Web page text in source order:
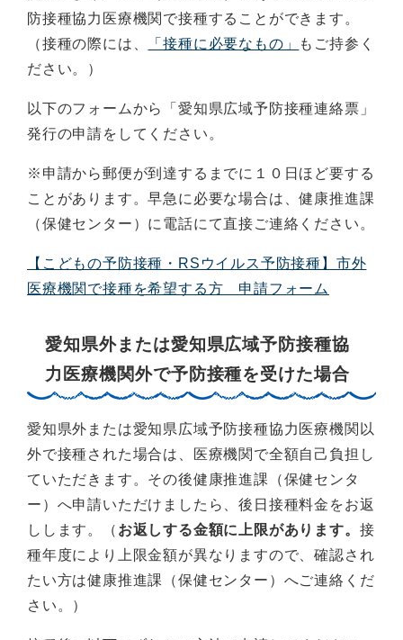
防接種協力医療機関で接種することができます。
（接種の際には、
「接種に必要なもの」
もご持参く
ださい。）
以下のフォームから「愛知県広域予防接種連絡票」
発行の申請をしてください。
※申請から郵便が到達するまでに１０日ほど要する
ことがあります。早急に必要な場合は、健康推進課
（保健センター）に電話にて直接ご連絡ください。
【こどもの予防接種・RSウイルス予防接種】市外
医療機関で接種を希望する方 申請フォーム
愛知県外または愛知県広域予防接種協
力医療機関外で予防接種を受けた場合
愛知県外または愛知県広域予防接種協力医療機関以
外で接種された場合は、医療機関で全額自己負担し
ていただきます。その後健康推進課（保健センタ
ー）へ申請いただけましたら、後日接種料金をお返
しします。（ お返しする金額に上限があります。 接
種年度により上限金額が異なりますので、確認され
たい方は健康推進課（保健センター）へご連絡くだ
さい。）